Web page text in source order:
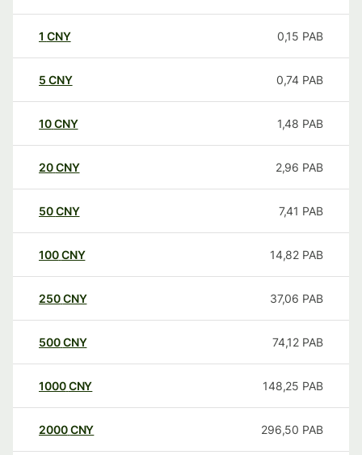
1 CNY 0,15 PAB
5 CNY 0,74 PAB
10CNY 1,48 PAB
20CNY 2,96 PAB
50CNY 7,41 PAB
100CNY 14,82 PAB
250CNY 37,06 PAB
500CNY 74,12 PAB
1000CNY 148,25 PAB
2000CNY 296,50 PAB